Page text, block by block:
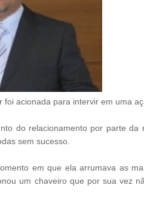
acionada para intervir em uma
do relacionamento por parte da
sem sucesso.
em que ela arrumava as
um chaveiro que por sua vez